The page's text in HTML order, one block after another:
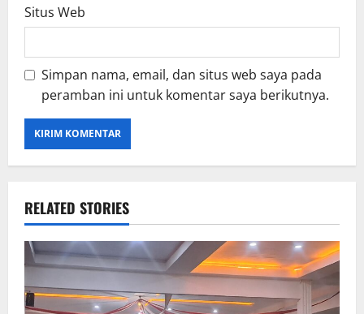
Situs Web
Simpan nama, email, dan situs web saya pada
peramban ini untuk komentar saya berikutnya.
RELATED STORIES